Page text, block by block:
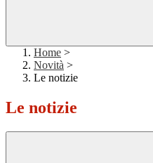
Home >
Novità >
Le notizie
Le notizie